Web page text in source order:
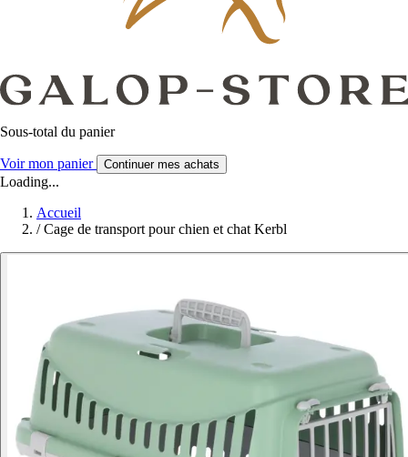
Sous-total du panier
Voir mon panier Continuer mes achats
Loading...
Accueil
/ Cage de transport pour chien et chat Kerbl